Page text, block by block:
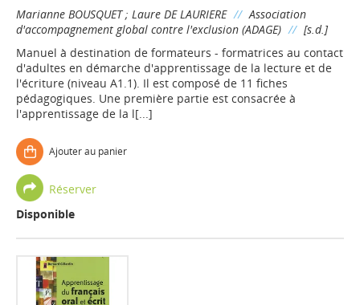
Marianne BOUSQUET; Laure DE LAURIERE // Association
d'accompagnement global contre l'exclusion (ADAGE) // [s.d.]
Manuel à destination de formateurs - formatrices au contact
d'adultes en démarche d'apprentissage de la lecture et de
l'écriture (niveau A1.1). Il est composé de 11 fiches
pédagogiques. Une première partie est consacrée à
l'apprentissage de la l[...]
Ajouter au panier
Réserver
Disponible